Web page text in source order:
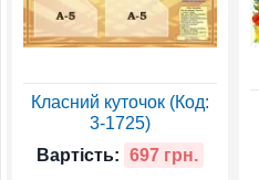
Класний куточок (Код:
3-1725)
Вартість: 697 грн.